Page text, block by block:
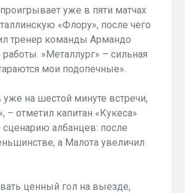
уже в пяти матчах
«Флору», после чего
тренер команды Армандо
»Металлург» – сильная
мои подопечные».
на шестой минуте встречи,
– отметил капитан «Кукеса»
албанцев: после
а Малота увеличил
ценный гол на выезде,